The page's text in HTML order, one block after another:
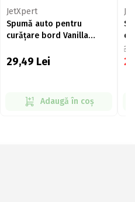
JetXpert
Spumă auto pentru
curățare bord Vanilla
29,49 Lei
Adaugă în coș